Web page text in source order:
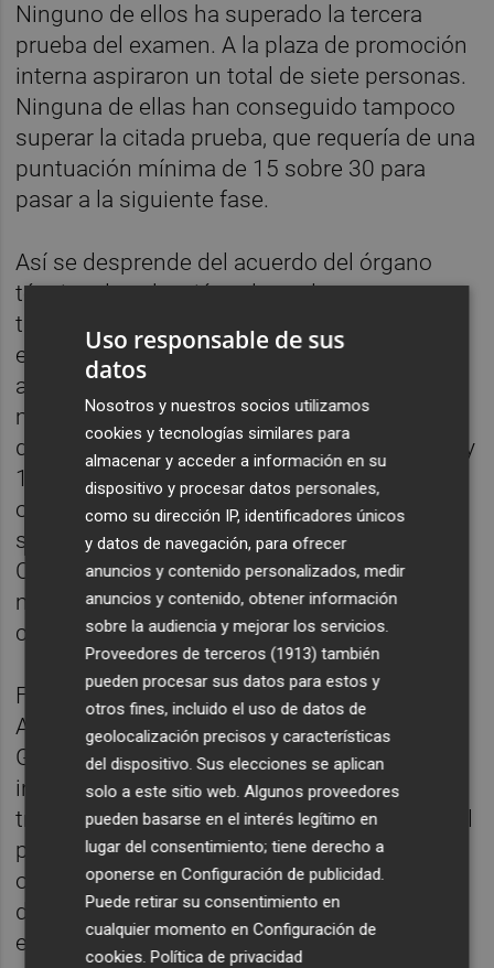
Ninguno de ellos ha superado la tercera
prueba del examen. A la plaza de promoción
interna aspiraron un total de siete personas.
Ninguna de ellas han conseguido tampoco
superar la citada prueba, que requería de una
puntuación mínima de 15 sobre 30 para
pasar a la siguiente fase.
Así se desprende del acuerdo del órgano
técnico de selección adoptado este martes
tras conocer los resultados del tercer
ejercicio. "Ninguna de las personas
aspirantes ha alcanzado la puntuación
mínima exigida para superarlo, por lo que se
declaran desiertas las convocatorias 11/24 y
12/24, al no haber superado la fase de
oposición ninguna persona aspirante",
señala el acuerdo consultado por
Cabe mencionar que existe un plazo de un
mes para interponer recurso de alzada
contra el citado documento.
Fuentes de la Conselleria de Justicia y
Administración Pública explican que la
Generalitat tiene previsto sacar de nuevo e
incrementar la oferta a inspección de
tributos en la OPE de 2026. Es por ello que el
próximo ejercicio se abrirá una nueva
oportunidad para aquellas personas que
decidan aspirar a alguno de estos puestos
en la Administración autonómica.
Uso responsable de sus
datos
Nosotros y nuestros socios utilizamos
cookies y tecnologías similares para
almacenar y acceder a información en su
dispositivo y procesar datos personales,
como su dirección IP, identificadores únicos
y datos de navegación, para ofrecer
anuncios y contenido personalizados, medir
anuncios y contenido, obtener información
sobre la audiencia y mejorar los servicios.
Proveedores de terceros (1913) también
pueden procesar sus datos para estos y
otros fines, incluido el uso de datos de
geolocalización precisos y características
del dispositivo. Sus elecciones se aplican
solo a este sitio web. Algunos proveedores
pueden basarse en el interés legítimo en
lugar del consentimiento; tiene derecho a
oponerse enConfiguración de publicidad.
Puede retirar su consentimiento en
cualquier momento enConfiguración de
cookies.Política de privacidad